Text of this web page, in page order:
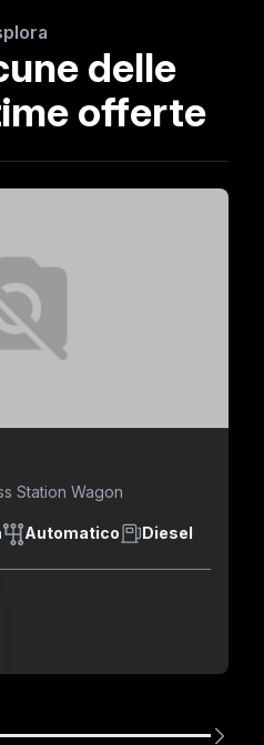
delle
offerte
Station Wagon
Automatico Diesel